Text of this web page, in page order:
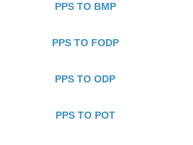
PPS TO BMP
PPS TO FODP
PPS TO ODP
PPS TO POT